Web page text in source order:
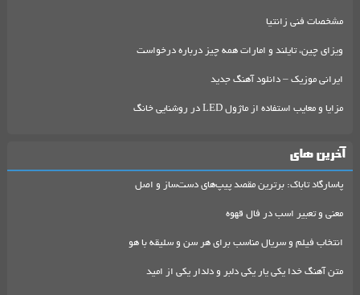
مشخصات فنی زانتیا
ویزای چین، تایلند و امارات همه چیز درباره درخواست
ایرانی موزیک – دانلود آهنگ جدید
مزایا و معایب استفاده از ماژول LED در روشنایی خانگ
آخرین های
پاسارگاد تاباک: برترین مقصد پیپ‌های دست‌ساز و اصل
معنی و تعبیر اسب در فال قهوه
انتخاب فیلم و سریال مناسب برای هر سن و سلیقه با هو
متن آهنگ خدا یکی یار یکی دلبر و دلدار یکی از امید